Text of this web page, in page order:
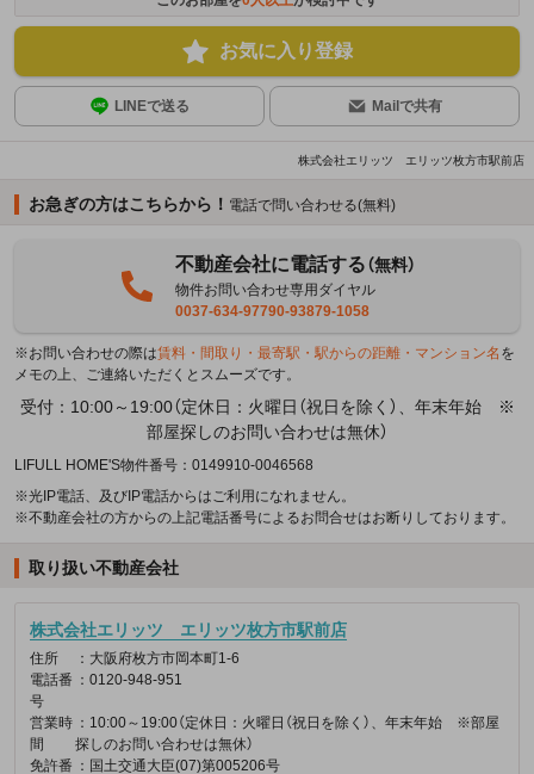
お気に入り登録
LINEで送る Mailで共有
株式会社エリッツ エリッツ枚方市駅前店
お急ぎの方はこちらから！ 電話で問い合わせる(無料)
不動産会社に電話する（無料）
物件お問い合わせ専用ダイヤル
0037-634-97790-93879-1058
※お問い合わせの際は賃料・間取り・最寄駅・駅からの距離・マンション名 を
メモの上、ご連絡いただくとスムーズです。
受付：10:00～19:00（定休日：火曜日（祝日を除く）、年末年始 ※
部屋探しのお問い合わせは無休）
LIFULL HOME'S物件番号：0149910-0046568
※光IP電話、及びIP電話からはご利用になれません。
※不動産会社の方からの上記電話番号によるお問合せはお断りしております。
取り扱い不動産会社
株式会社エリッツ エリッツ枚方市駅前店
住所
：大阪府枚方市岡本町1-6
電話番
号
：0120-948-951
営業時
間
：10:00～19:00（定休日：火曜日（祝日を除く）、年末年始 ※部屋
探しのお問い合わせは無休）
免許番 ：国土交通大臣(07)第005206号